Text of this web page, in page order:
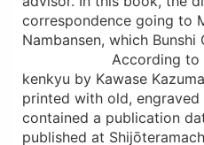
correspondence going to
Nambansen, which Bunshi
According to Zōho
kenkyu by Kawase
printed with old,
contained a publication
published at